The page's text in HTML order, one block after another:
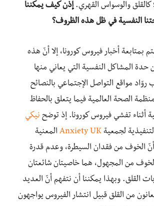
والوسواس القهري.إذن كيف يمكننا
النفسية في ظل هذه الظروف؟
بمتابعة أخبار فيروس كورونا، إلا أنّ هذه
حدة المشاكل النفسية التي يعاني منها
مواقع التواصل الإجتماعي بالنصائح
الصحة العالمية فيما يتعلق بالحفاظ
أثناء تفشي فيروس كورونا. إذ توضح نيكي
لجمعية Anxiety UK المعنية
الخوف من فقدان السيطرة، وعدم قدرة
من المجهول، هما خاصيتان شائعتان
القلق. وبهذا يمكننا أن نتفهم أنّ العديد
من القلق قبيل انتشار الفيروس يواجهون